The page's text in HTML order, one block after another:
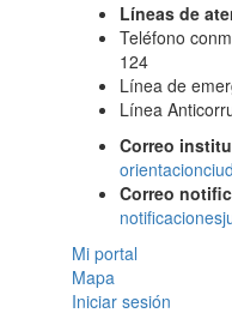
Líneas de
Teléfono
124
Línea de
Línea
Correo
Correo
Mi portal
Mapa
Iniciar sesión